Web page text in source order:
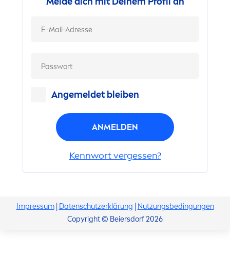
Angemeldet bleiben
ANMELDEN
Kennwort vergessen?
Impressum| Datenschutzerklärung
Nutzungsbedingungen
Copyright © Beiersdorf 2026